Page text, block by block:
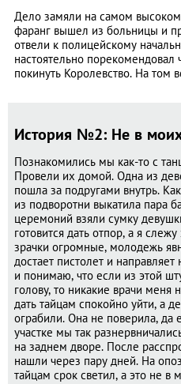
Дело замяли на самом
фаранг вышел из больницы и
отвели к полицейскому
настоятельно
покинуть Королевство. На том
История №2: Не в
Познакомились мы как-то с
Провели их домой. Одна из
пошла за подругами внутрь.
из подворотни выкатила пара
церемоний взяли сумку
готовится дать отпор, а я
зрачки огромные, молодежь
достает пистолет и
и понимаю, что если из этой
голову, то никакие врачи
дать тайцам спокойно уйти, а
ограбили. Она не поверила,
участке мы так
на заднем дворе. После
нашли через пару дней. На
тайцам срок светил, а это не в